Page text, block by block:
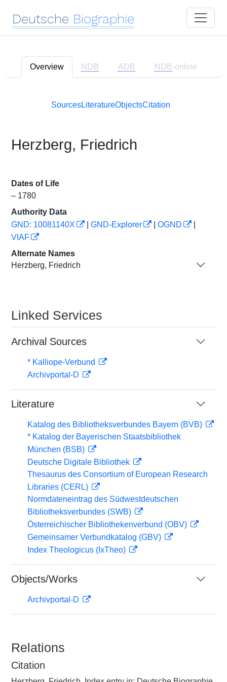
Deutsche Biographie
Overview NDB ADB NDB-online
SourcesLiteratureObjectsCitation
Herzberg, Friedrich
Dates of Life
– 1780
Authority Data
GND: 10081140X
GND-Explorer OGND
VIAF
Alternate Names
Herzberg, Friedrich
Linked Services
Archival Sources
* Kalliope-Verbund
Archivportal-D
Literature
Katalog des Bibliotheksverbundes Bayern (BVB)
* Katalog der Bayerischen Staatsbibliothek
München (BSB)
Deutsche Digitale Bibliothek
Thesaurus des Consortium of European Research
Libraries (CERL)
Normdateneintrag des Südwestdeutschen
Bibliotheksverbundes (SWB)
Österreichischer Bibliothekenverbund (OBV)
Gemeinsamer Verbundkatalog (GBV)
Index Theologicus (IxTheo)
Objects/Works
Archivportal-D
Relations
Citation